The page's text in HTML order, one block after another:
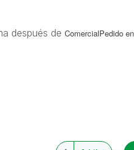
después deComercialPedido